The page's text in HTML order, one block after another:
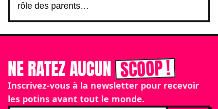
rôle des parents…
NE RATEZ AUCUNSCOOP !
Inscrivez-vous à la newsletter pour recevoir
les potins avant tout le monde.